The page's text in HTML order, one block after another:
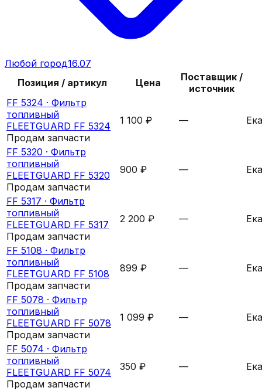
Любой город16.07
Позиция / артикул
Цена
Поставщик /
источник
FF 5324 · Фильтр
топливный
FLEETGUARD FF 5324
Продам запчасти
1 100 ₽ —
FF 5320 · Фильтр
топливный
FLEETGUARD FF 5320
Продам запчасти
900 ₽ —
FF 5317 · Фильтр
топливный
FLEETGUARD FF 5317
Продам запчасти
2 200 ₽ —
FF 5108 · Фильтр
топливный
FLEETGUARD FF 5108
Продам запчасти
899 ₽ —
FF 5078 · Фильтр
топливный
FLEETGUARD FF 5078
Продам запчасти
1 099 ₽ —
FF 5074 · Фильтр
топливный
FLEETGUARD FF 5074
Продам запчасти
350 ₽ —